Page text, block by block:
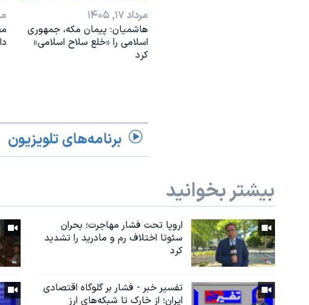
مرداد ۱۷, ۱۴۰۵
هاشمیان: پیمان مکه، جمهوری
اسلامی را «خلع سلاح اسلامی»
کرد
برنامه‌های تلویزیون
بیشتر بخوانید
اروپا تحت فشار مهاجرت؛ بحران
سئوتا اختلاف رم و مادرید را تشدید
کرد
تفسیر خبر - فشار بر گلوگاه اقتصادی
ایران؛ از خارک تا شبکه‌های ارز